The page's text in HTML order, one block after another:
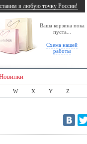
Ваша корзина пока
пуста...
Схема нашей
работы
в любую точку России!
W X Y Z